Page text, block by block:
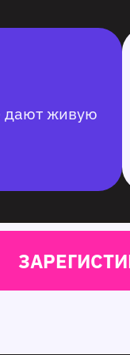
дают живую